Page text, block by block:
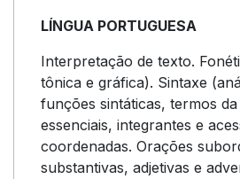
LÍNGUA PORTUGUESA
Interpretação de texto.
tônica e gráfica). Sintaxe
funções sintáticas, termos
essenciais, integrantes e
coordenadas. Orações
substantivas, adjetivas e